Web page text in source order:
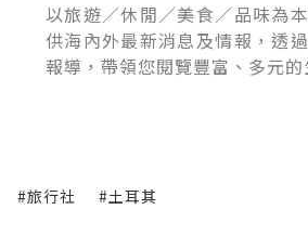
以旅遊／休閒／美食／品味為
供海內外最新消息及情報，透
報導，帶領您閱覽豐富、多元的
#旅行社 #土耳其